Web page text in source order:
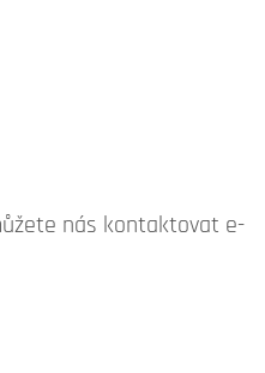
nás kontaktovat e-